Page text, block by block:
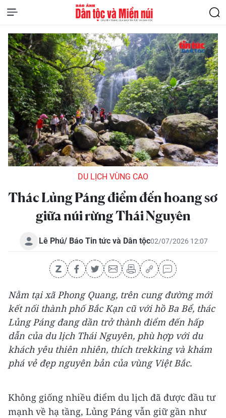
DU LỊCH VÙNG CAO
Thác Lủng Páng điểm đến hoang sơ
giữa núi rừng Thái Nguyên
Lê Phú/ Báo Tin tức và Dân tộc02/07/2026 12:07
Nằm tại xã Phong Quang, trên cung đường mới
kết nối thành phố Bắc Kạn cũ với hồ Ba Bể, thác
Lủng Páng đang dần trở thành điểm đến hấp
dẫn của du lịch Thái Nguyên, phù hợp với du
khách yêu thiên nhiên, thích trekking và khám
phá vẻ đẹp nguyên bản của vùng Việt Bắc.
Không giống nhiều điểm du lịch đã được đầu tư
mạnh về hạ tầng, Lủng Páng vẫn giữ gần như